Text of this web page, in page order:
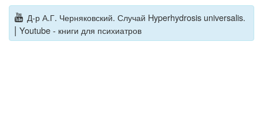
Д-р А.Г. Черняковский. Случай Hyperhydrosis universalis.
| Youtube - книги для психиатров